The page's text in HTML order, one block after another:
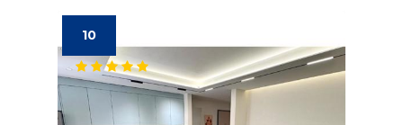
10